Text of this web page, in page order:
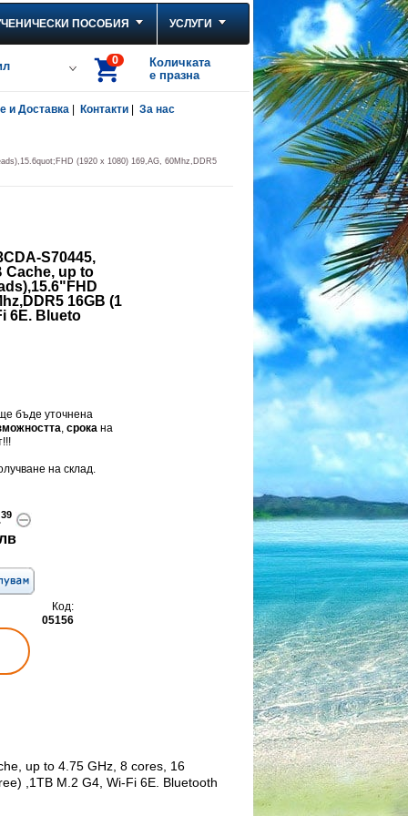
ПОСОБИЯ УСЛУГИ
0
Количката
е празна
и Доставка Контакти За нас
(1920 x 1080) 169,AG, 60Mhz,DDR5
S70445,
Cache, up to
16GB (1
6E. Blueto
бъде уточнена
, срока на
на склад.
39
Код:
05156
up to 4.75 GHz, 8 cores, 16
,1TB M.2 G4, Wi-Fi 6E. Bluetooth